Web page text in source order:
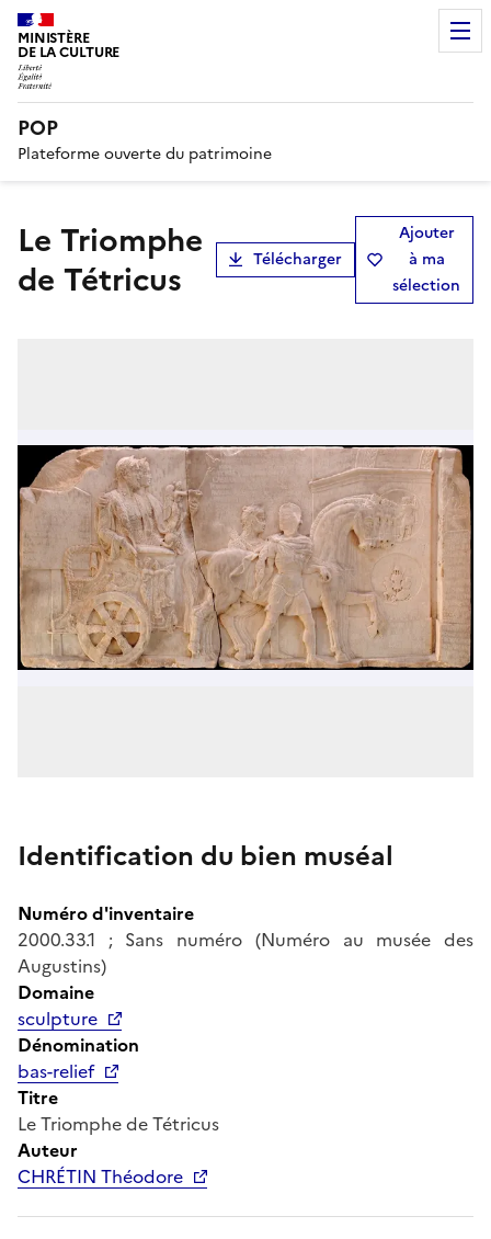
MINISTÈRE
DE LA CULTURE
POP
Plateforme ouverte du patrimoine
Le Triomphe
de Tétricus
Télécharger
Ajouter
à ma
sélection
Identification du bien muséal
Numéro d'inventaire
2000.33.1 ; Sans numéro (Numéro au musée des
Augustins)
Domaine
sculpture
Dénomination
bas-relief
Titre
Le Triomphe de Tétricus
Auteur
CHRÉTIN Théodore